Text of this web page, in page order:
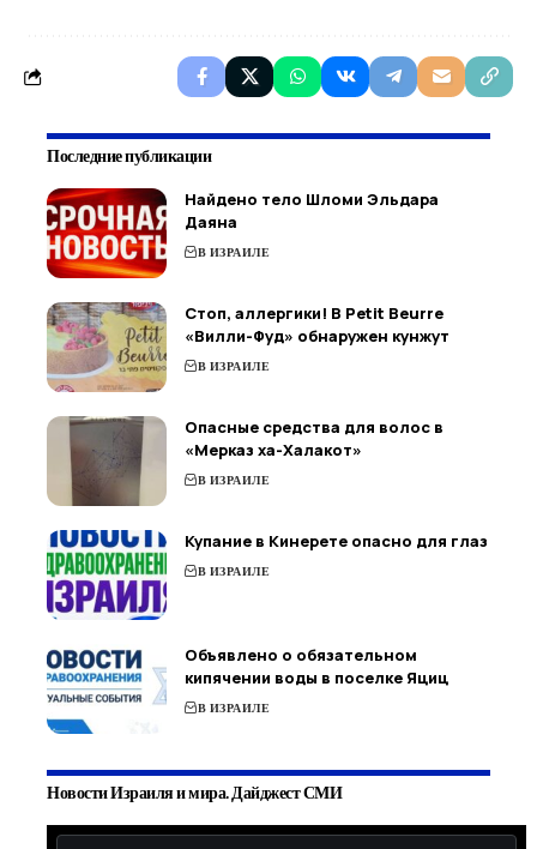
Последние публикации
Найдено тело Шломи Эльдара
Даяна
В ИЗРАИЛЕ
Стоп, аллергики! В Petit Beurre
«Вилли-Фуд» обнаружен кунжут
В ИЗРАИЛЕ
Опасные средства для волос в
«Мерказ ха-Халакот»
В ИЗРАИЛЕ
Купание в Кинерете опасно для глаз
В ИЗРАИЛЕ
Объявлено о обязательном
кипячении воды в поселке Яциц
В ИЗРАИЛЕ
Новости Израиля и мира. Дайджест СМИ